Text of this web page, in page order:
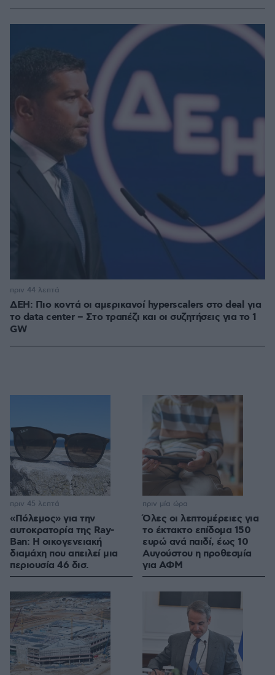
ΔΕΗ: Πιο κοντά οι αμερικανοί hyperscalers στο deal για
το data center – Στο τραπέζι και οι συζητήσεις για το 1
GW
πριν 44 λεπτά
«Πόλεμος» για την
αυτοκρατορία της Ray-
Ban: Η οικογενειακή
διαμάχη που απειλεί μια
περιουσία 46 δισ.
πριν 45 λεπτά
Όλες οι λεπτομέρειες για
το έκτακτο επίδομα 150
ευρώ ανά παιδί, έως 10
Αυγούστου η προθεσμία
για ΑΦΜ
πριν μία ώρα